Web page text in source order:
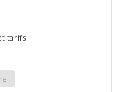
tarifs